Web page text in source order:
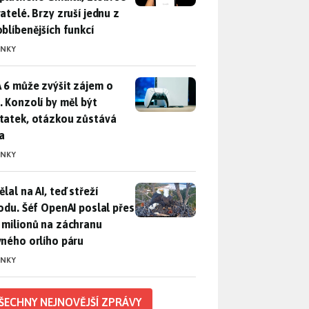
Brzy zruší jednu z
funkcí
6 může zvýšit zájem o PS5. Konzolí by měl být dostatek,
6 může zvýšit zájem o
Konzolí by měl být
otázkou zůstává
na AI, teď střeží přírodu. Šéf OpenAI poslal přes 100
na AI, teď střeží
Šéf OpenAI poslal přes
milionů na záchranu
orlího páru
NEJNOVĚJŠÍ ZPRÁVY